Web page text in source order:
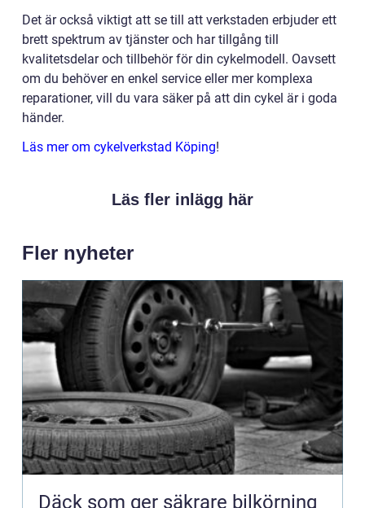
Det är också viktigt att se till att verkstaden erbjuder ett
brett spektrum av tjänster och har tillgång till
kvalitetsdelar och tillbehör för din cykelmodell. Oavsett
om du behöver en enkel service eller mer komplexa
reparationer, vill du vara säker på att din cykel är i goda
händer.
Läs mer om cykelverkstad Köping!
Läs fler inlägg här
Fler nyheter
Däck som ger säkrare bilkörning